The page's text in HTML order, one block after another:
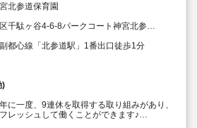
北参道保育園
千駄ヶ谷4-6-8パークコート神宮北参道
都心線「北参道駅」1番出口徒歩1分
)
に一度、9連休を取得する取り組みがあり、
レッシュして働くことができます♪